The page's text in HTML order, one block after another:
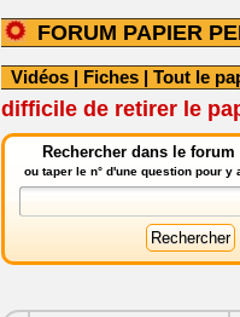
FORUM PAPIER
Vidéos | Fiches | Tout le
difficile de retirer le
Rechercher dans le
ou taper le n° d'une question pour y